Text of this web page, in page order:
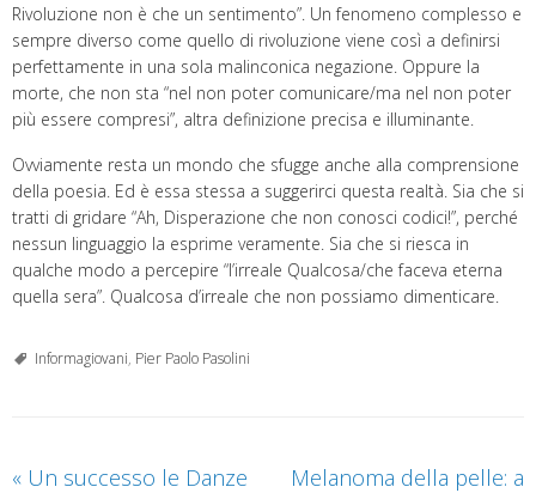
Rivoluzione non è che un sentimento”. Un fenomeno complesso e
sempre diverso come quello di rivoluzione viene così a definirsi
perfettamente in una sola malinconica negazione. Oppure la
morte, che non sta “nel non poter comunicare/ma nel non poter
più essere compresi”, altra definizione precisa e illuminante.
Ovviamente resta un mondo che sfugge anche alla comprensione
della poesia. Ed è essa stessa a suggerirci questa realtà. Sia che si
tratti di gridare “Ah, Disperazione che non conosci codici!”, perché
nessun linguaggio la esprime veramente. Sia che si riesca in
qualche modo a percepire “l’irreale Qualcosa/che faceva eterna
quella sera”. Qualcosa d’irreale che non possiamo dimenticare.
Informagiovani, Pier Paolo Pasolini
« Un successo le Danze
Melanoma della pelle: a